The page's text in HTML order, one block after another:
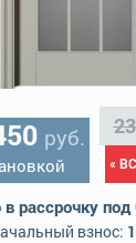
руб.
«
рассрочку под
взнос: